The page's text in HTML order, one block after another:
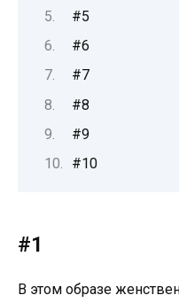
#5
#6
#7
#8
#9
#10
#1
В этом образе